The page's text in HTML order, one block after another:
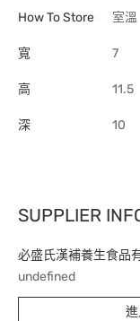
How To Store 室溫
寬 7
高 11.5
深 10
SUPPLIER
必盛氏漢補養生食品
undefined